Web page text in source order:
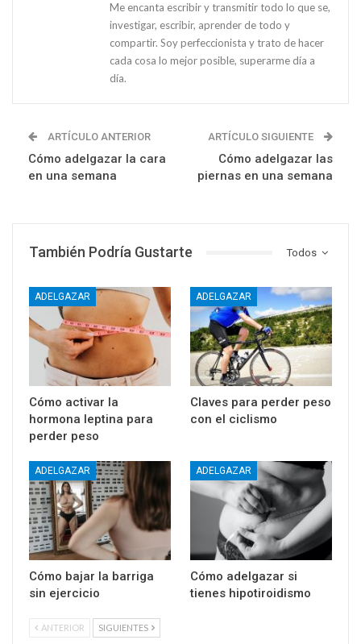
Me encanta escribir y transmitir todo lo que se,
investigar, escribir, aprender de todo y
compartir. Soy perfeccionista y trato de hacer
cada cosa lo mejor posible, superarme día a
día.
ARTÍCULO ANTERIOR
Cómo adelgazar la cara
en una semana
ARTÍCULO SIGUIENTE
Cómo adelgazar las
piernas en una semana
Todos
También Podría Gustarte
ADELGAZAR
Cómo activar la
hormona leptina para
perder peso
ADELGAZAR
Claves para perder peso
con el ciclismo
ADELGAZAR
Cómo bajar la barriga
sin ejercicio
ADELGAZAR
Cómo adelgazar si
tienes hipotiroidismo
ANTERIOR SIGUIENTES